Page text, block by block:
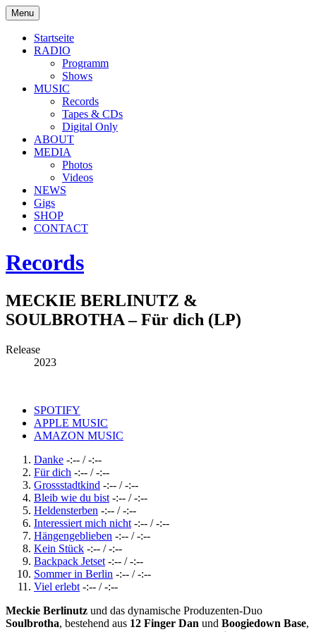
Skip
to
content
soulbrotha.de
Menu
Startseite
RADIO
Programm
Shows
MUSIC
Records
Tapes & CDs
Digital Only
ABOUT
MEDIA
Photos
Videos
NEWS
Gigs
SHOP
CONTACT
Records
MECKIE BERLINUTZ &
SOULBROTHA – Für dich (LP)
Record
Details
Release
2023
Record
Links
SPOTIFY
APPLE MUSIC
AMAZON MUSIC
Record
Tracklist
Danke -:-- /-:--
Für dich -:-- /-:--
Grossstadtkind -:-- /-:--
Bleib wie du bist -:-- /-:--
Heldensterben -:-- /-:--
Interessiert mich nicht -:-- /-:--
Hängengeblieben -:-- /-:--
Kein Stück -:-- /-:--
Backpack Jetset -:-- /-:--
Sommer in Berlin -:-- /-:--
Viel erlebt -:-- /-:--
Meckie Berlinutz und das dynamische Produzenten-Duo
Soulbrotha, bestehend aus 12 Finger Dan und Boogiedown Base,